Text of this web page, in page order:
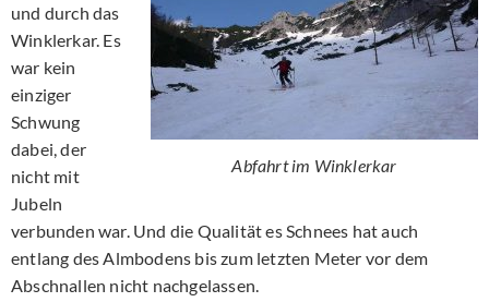
Abfahrt im Winklerkar
und durch das
Winklerkar. Es
war kein
einziger
Schwung
dabei, der
nicht mit
Jubeln
verbunden war. Und die Qualität es Schnees hat auch
entlang des Almbodens bis zum letzten Meter vor dem
Abschnallen nicht nachgelassen.